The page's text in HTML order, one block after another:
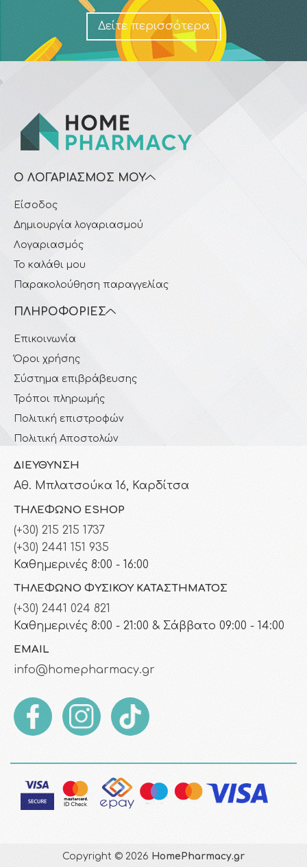
Δείτε περισσότερα
Ο ΛΟΓΑΡΙΑΣΜΌΣ ΜΟΥ
Είσοδος
Δημιουργία λογαριασμού
Λογαριασμός
Το καλάθι μου
Παρακολούθηση παραγγελίας
ΠΛΗΡΟΦΟΡΊΕΣ
Επικοινωνία
Όροι χρήσης
Σύστημα επιβράβευσης
Τρόποι πληρωμής
Πολιτική επιστροφών
Πολιτική Αποστολών
ΔΙΕΎΘΥΝΣΗ
Αθ. Μπλατσούκα 16, Καρδίτσα
ΤΗΛΈΦΩΝΟ ESHOP
(+30) 215 215 1737
(+30) 2441 151 935
Καθημερινές 8:00 - 16:00
ΤΗΛΈΦΩΝΟ ΦΥΣΙΚΟΎ ΚΑΤΑΣΤΉΜΑΤΟΣ
(+30) 2441 024 821
Καθημερινές 8:00 - 21:00 & Σάββατο 09:00 - 14:00
EMAIL
info@homepharmacy.gr
Copyright © 2026 HomePharmacy.gr